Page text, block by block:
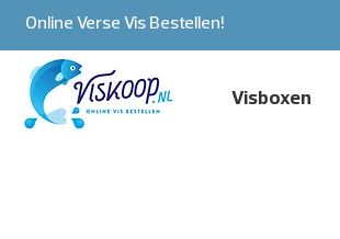
Online Verse Vis Bestellen!
Visboxen